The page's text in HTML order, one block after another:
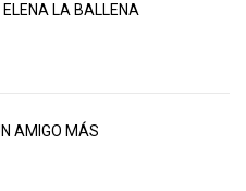
LA BALLENA
AMIGO MÁS